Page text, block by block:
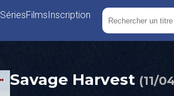
SériesFilmsInscription
Savage Harvest (11/